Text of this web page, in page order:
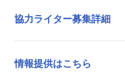
協力ライター募集詳細
情報提供はこちら